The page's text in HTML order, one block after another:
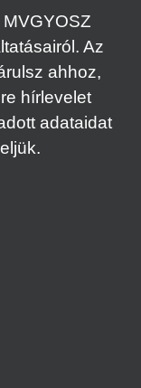
Az
ahhoz,
hírlevelet
adataidat